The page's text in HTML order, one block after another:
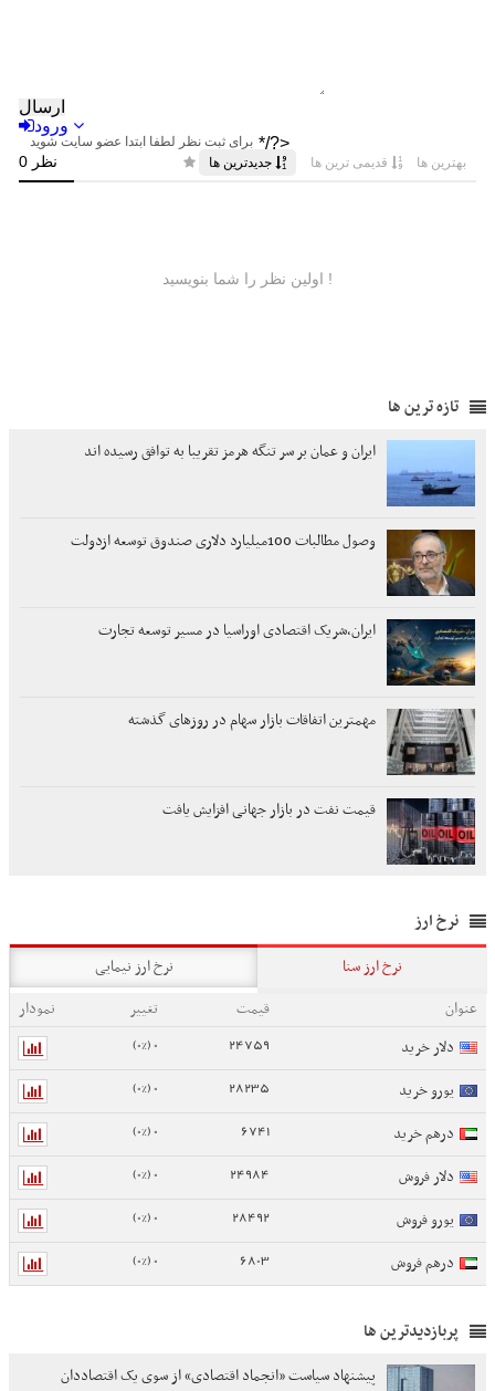
تازه ترین ها
ایران و عمان بر سر تنگه هرمز تقریبا به توافق رسیده اند
وصول مطالبات 100میلیارد دلاری صندوق توسعه ازدولت
ایران،شریک اقتصادی اوراسیا در مسیر توسعه تجارت
مهمترین اتفاقات بازار سهام در روزهای گذشته
قیمت نفت در بازار جهانی افزایش یافت
نرخ ارز
نرخ ارز سنا
نرخ ارز نیمایی
عنوان
قیمت تغییر
نمودار
دلار خرید
24759
0 (0%)
یورو خرید 28235
0 (0%)
درهم خرید 6741
0 (0%)
دلار فروش 24984
0 (0%)
یورو فروش 28492
0 (0%)
درهم فروش 6803
0 (0%)
پربازدیدترین ها
پیشنهاد سیاست «انجماد اقتصادی» از سوی یک اقتصاددان